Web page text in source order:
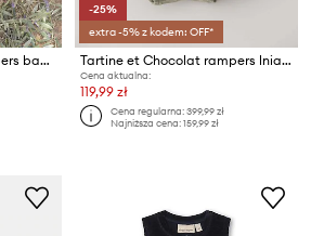
Tartine et Chocolat rampers bawełniany niemowlęcy
-25%
extra -5% z kodem: OFF*
Tartine et Chocolat rampers lniany niemowlęcy
Cena aktualna:
119,99 zł
Cena regularna:399,99 zł
Najniższa cena:159,99 zł